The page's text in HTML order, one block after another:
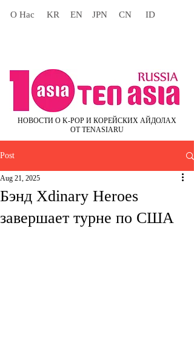
О Нас KR EN JPN CN ID
НОВОСТИ О K-POP И КОРЕЙСКИХ АЙДОЛАХ
ОТ TENASIARU
Post
Бэнд Xdinary Heroes
завершает турне по США
Aug 21, 2025